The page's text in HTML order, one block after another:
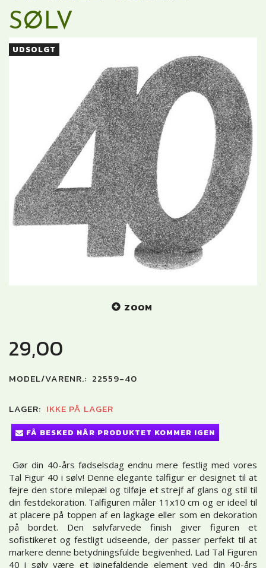
SØLV
UDSOLGT
ZOOM
29,00
MODEL/VARENR.: 22559-40
LAGER: IKKE PÅ LAGER
FÅ BESKED NÅR PRODUKTET KOMMER IGEN
Gør din 40-års fødselsdag endnu mere festlig med vores
Tal Figur 40 i sølv! Denne elegante talfigur er designet til at
fejre den store milepæl og tilføje et strejf af glans og stil til
din festdekoration. Talfiguren måler 11x10 cm og er ideel til
at placere på toppen af en lagkage eller som en dekoration
på bordet. Den sølvfarvede finish giver figuren et
sofistikeret og festligt udseende, der passer perfekt til at
markere denne betydningsfulde begivenhed. Lad Tal Figuren
40 i sølv være et iøjnefaldende element ved din 40-års